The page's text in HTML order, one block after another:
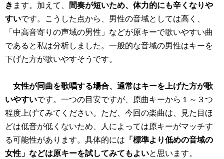
き ます。加えて、
間奏が短いため、体力的にも辛くなりや
すいです。こうした点から、男性の音域としては高く、
「中高音寄りの声域の男性」などが原キーで歌いやすい曲
であると私は分析しました。一般的な音域の男性はキーを
下げた方が歌いやすそうです。
女性が同曲を歌唱する場合、通常はキーを上げた方が歌
いやすいです。一つの目安ですが、原曲キーから１～３つ
程度上げてみてください。ただ、今回の楽曲は、見た目ほ
どは低音が低くないため、人によっては原キーがマッチす
る可能性があります。具体的には 「標準より低めの音域の
女性」などは原キーを試してみてもよいと思います。